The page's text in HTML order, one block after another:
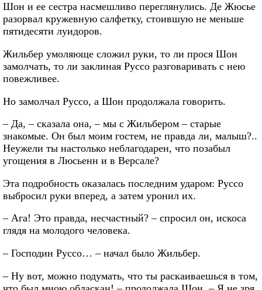
Шон и ее сестра насмешливо переглянулись. Де Жюсье
разорвал кружевную салфетку, стоившую не меньше
пятидесяти луидоров.
Жильбер умоляюще сложил руки, то ли прося Шон
замолчать, то ли заклиная Руссо разговаривать с нею
повежливее.
Но замолчал Руссо, а Шон продолжала говорить.
– Да, – сказала она, – мы с Жильбером – старые
знакомые. Он был моим гостем, не правда ли, малыш?..
Неужели ты настолько неблагодарен, что позабыл
угощения в Люсьенн и в Версале?
Эта подробность оказалась последним ударом: Руссо
выбросил руки вперед, а затем уронил их.
– Ага! Это правда, несчастный? – спросил он, искоса
глядя на молодого человека.
– Господин Руссо… – начал было Жильбер.
– Ну вот, можно подумать, что ты раскаиваешься в том,